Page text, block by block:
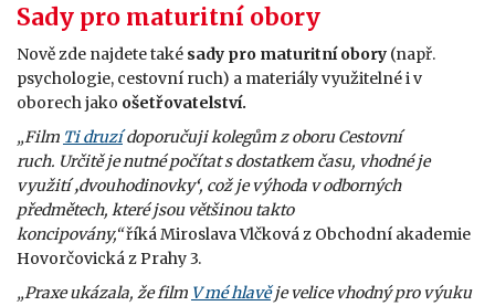
Sady pro maturitní obory
Nově zde najdete také sady pro maturitní obory (např.
psychologie, cestovní ruch) a materiály využitelné i v
oborech jako ošetřovatelství.
„Film Ti druzídoporučuji kolegům z oboru Cestovní
ruch. Určitě je nutné počítat s dostatkem času, vhodné je
využití‚dvouhodinovky‘, což je výhoda v odborných
předmětech, které jsou většinou takto
koncipovány,“říká Miroslava Vlčková z Obchodní akademie
Hovorčovická z Prahy 3.
„Praxe ukázala, že film V mé hlavěje velice vhodný pro výuku